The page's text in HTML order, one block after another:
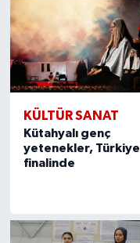
KÜLTÜR SANAT
Kütahyalı genç
yetenekler, Türkiye
finalinde